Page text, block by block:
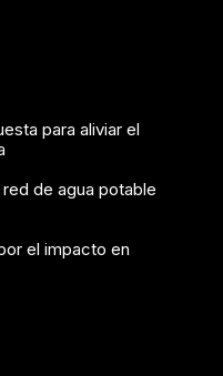
para aliviar el
de agua potable
el impacto en